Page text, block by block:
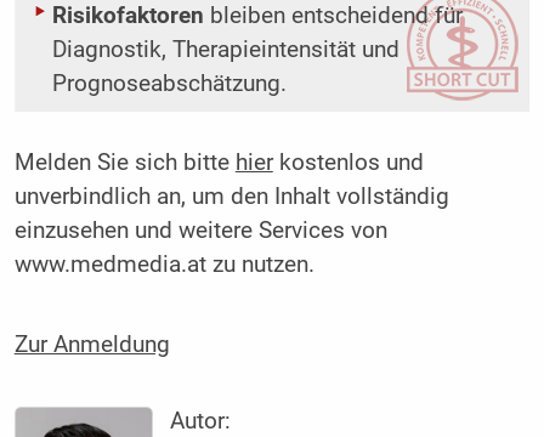
Risikofaktoren bleiben entscheidend für
Diagnostik, Therapieintensität und
Prognoseabschätzung.
Melden Sie sich bitte hierkostenlos und
unverbindlich an, um den Inhalt vollständig
einzusehen und weitere Services von
www.medmedia.at zu nutzen.
Zur Anmeldung
Autor: